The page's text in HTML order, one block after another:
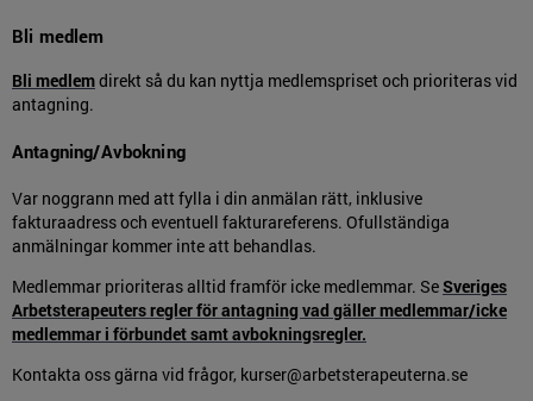
Bli medlem
Bli medlemdirekt så du kan nyttja medlemspriset och prioriteras vid
antagning.
Antagning/Avbokning
Var noggrann med att fylla i din anmälan rätt, inklusive
fakturaadress och eventuell fakturareferens. Ofullständiga
anmälningar kommer inte att behandlas.
Medlemmar prioriteras alltid framför icke medlemmar. SeSveriges
Arbetsterapeuters regler för antagning vad gäller medlemmar/icke
medlemmar i förbundet samt avbokningsregler.
Kontakta oss gärna vid frågor, kurser@arbetsterapeuterna.se